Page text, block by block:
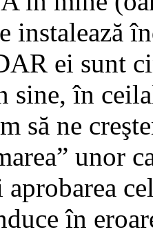
instalează
ei sunt
sine, în
să ne
unor
în